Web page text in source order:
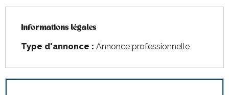
Informations légales
Informations légales
Type d'annonce : Annonce professionnelle